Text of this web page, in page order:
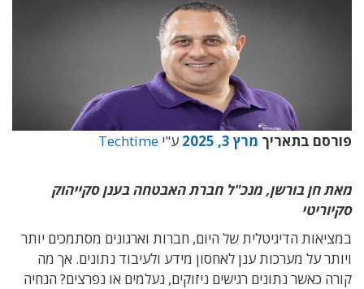
פורסם בתאריך מרץ 3, 2025 ע"י Techtime
מאת חן בורשן, מנכ"ל חברת האבטחה בענן סקייהוק
סקיוריטי
במציאות הדיגיטלית של היום, חברות וארגונים מסתמכים יותר
ויותר על מערכות ענן לאחסון מידע ולעיבוד נתונים. אך מה
קורה כאשר נתונים רגישים ניזוקים, נעלמים או נפרצים? הנחיה